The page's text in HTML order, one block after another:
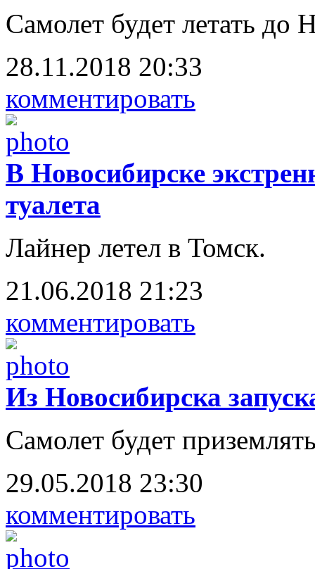
Самолет будет летать до
28.11.2018 20:33
комментировать
В Новосибирске
туалета
Лайнер летел в Томск.
21.06.2018 21:23
комментировать
Из Новосибирска
Самолет будет
29.05.2018 23:30
комментировать